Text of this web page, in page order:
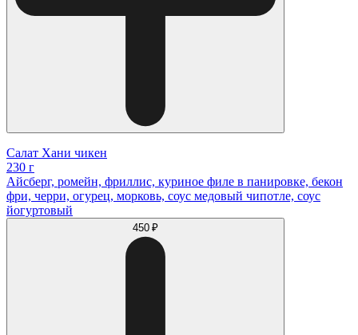
Салат Хани чикен
230 г
Айсберг, ромейн, фриллис, куриное филе в панировке, бекон
фри, черри, огурец, морковь, соус медовый чипотле, соус
йогуртовый
450 ₽